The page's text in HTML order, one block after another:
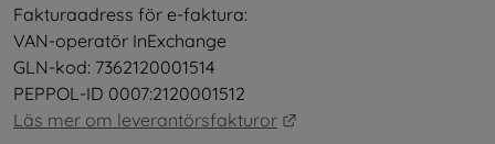
Fakturaadress för e-faktura:
VAN-operatör InExchange
GLN-kod: 7362120001514
PEPPOL-ID 0007:2120001512
Läs mer om leverantörsfakturor